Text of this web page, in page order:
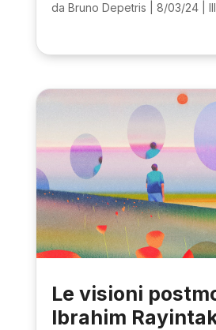
da Bruno Depetris 8/03/24|
Le visioni
Ibrahim